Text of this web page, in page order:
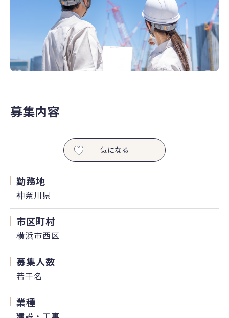
募集内容
気になる
勤務地
神奈川県
市区町村
横浜市西区
募集人数
若干名
業種